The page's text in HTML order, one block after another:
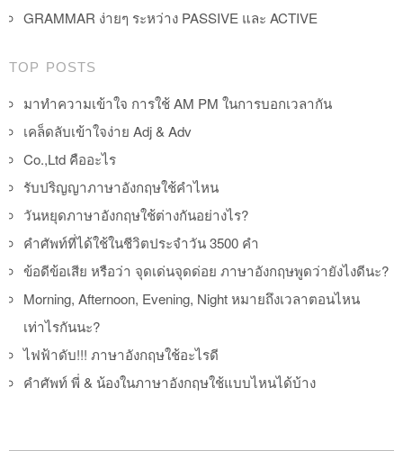
GRAMMAR ง่ายๆ ระหว่าง PASSIVE และ ACTIVE
TOP POSTS
มาทำความเข้าใจ การใช้ AM PM ในการบอกเวลากัน
เคล็ดลับเข้าใจง่าย Adj & Adv
Co.,Ltd คืออะไร
รับปริญญาภาษาอังกฤษใช้คำไหน
วันหยุดภาษาอังกฤษใช้ต่างกันอย่างไร?
คำศัพท์ที่ได้ใช้ในชีวิตประจำวัน 3500 คำ
ข้อดีข้อเสีย หรือว่า จุดเด่นจุดด่อย ภาษาอังกฤษพูดว่ายังไงดีนะ?
Morning, Afternoon, Evening, Night หมายถึงเวลาตอนไหน
เท่าไรกันนะ?
ไฟฟ้าดับ!!! ภาษาอังกฤษใช้อะไรดี
คำศัพท์ พี่ & น้องในภาษาอังกฤษใช้แบบไหนได้บ้าง